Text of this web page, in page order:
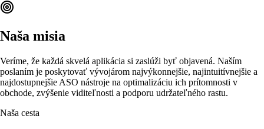
Naša misia
Veríme, že každá skvelá aplikácia si zaslúži byť objavená. Naším
poslaním je poskytovať vývojárom najvýkonnejšie, najintuitívnejšie a
najdostupnejšie ASO nástroje na optimalizáciu ich prítomnosti v
obchode, zvýšenie viditeľnosti a podporu udržateľného rastu.
Naša cesta